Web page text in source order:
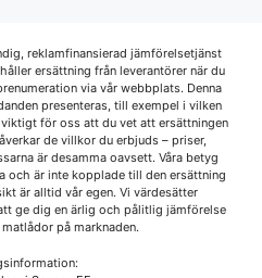
reklamfinansierad jämförelsetjänst
ersättning från leverantörer när du
via vår webbplats. Denna
presenteras, till exempel i vilken
för oss att du vet att ersättningen
de villkor du erbjuds – priser,
är desamma oavsett. Våra betyg
och är inte kopplade till den ersättning
är alltid vår egen. Vi värdesätter
ge dig en ärlig och pålitlig jämförelse
på marknaden.